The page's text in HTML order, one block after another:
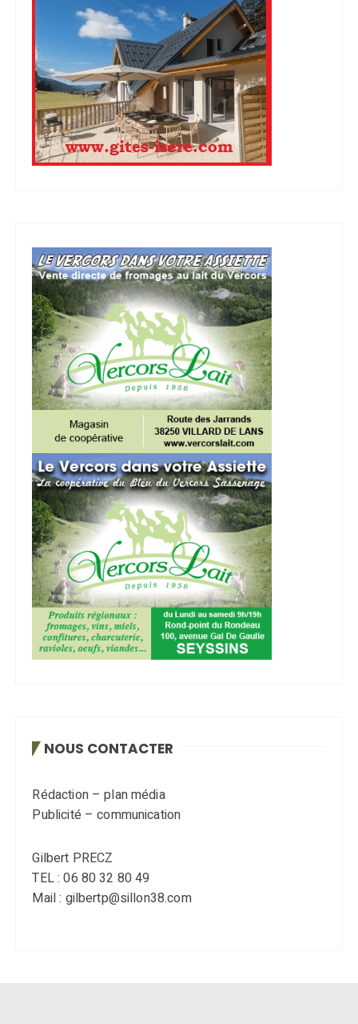
NOUS CONTACTER
Rédaction – plan média
Publicité – communication
Gilbert PRECZ
TEL : 06 80 32 80 49
Mail : gilbertp@sillon38.com